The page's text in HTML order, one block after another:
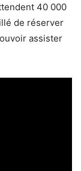
40 000
de réserver
assister